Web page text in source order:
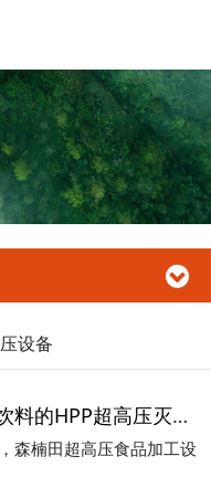
设备
应用于果汁和饮料的HPP超高压灭菌技术
森楠田超高压食品加工设